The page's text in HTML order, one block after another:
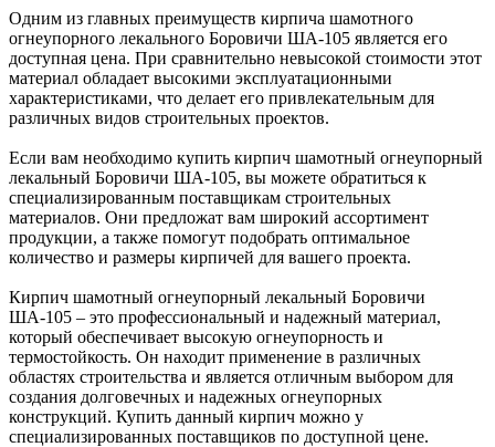
Одним из главных преимуществ кирпича шамотного
огнеупорного лекального Боровичи ША-105 является его
доступная цена. При сравнительно невысокой стоимости этот
материал обладает высокими эксплуатационными
характеристиками, что делает его привлекательным для
различных видов строительных проектов.
Если вам необходимо купить кирпич шамотный огнеупорный
лекальный Боровичи ША-105, вы можете обратиться к
специализированным поставщикам строительных
материалов. Они предложат вам широкий ассортимент
продукции, а также помогут подобрать оптимальное
количество и размеры кирпичей для вашего проекта.
Кирпич шамотный огнеупорный лекальный Боровичи
ША-105 – это профессиональный и надежный материал,
который обеспечивает высокую огнеупорность и
термостойкость. Он находит применение в различных
областях строительства и является отличным выбором для
создания долговечных и надежных огнеупорных
конструкций. Купить данный кирпич можно у
специализированных поставщиков по доступной цене.